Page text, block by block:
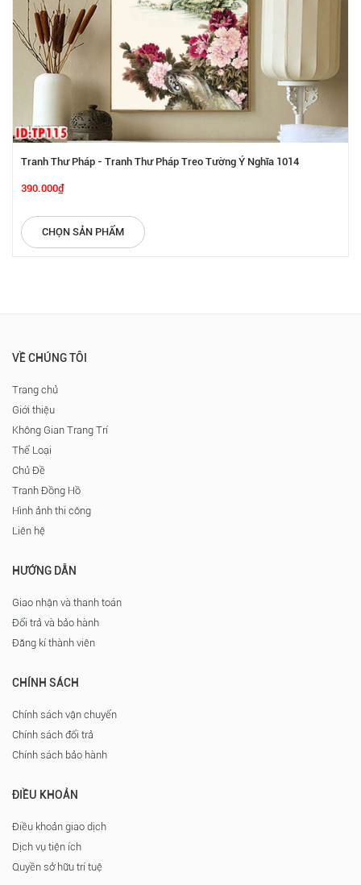
Tranh Thư Pháp - Tranh Thư Pháp Treo Tường Ý Nghĩa 1014
390.000₫
CHỌN SẢN PHẨM
VỀ CHÚNG TÔI
Trang chủ
Giới thiệu
Không Gian Trang Trí
Thể Loại
Chủ Đề
Tranh Đồng Hồ
Hình ảnh thi công
Liên hệ
HƯỚNG DẪN
Giao nhận và thanh toán
Đổi trả và bảo hành
Đăng kí thành viên
CHÍNH SÁCH
Chính sách vận chuyển
Chính sách đổi trả
Chính sách bảo hành
ĐIỀU KHOẢN
Điều khoản giao dịch
Dịch vụ tiện ích
Quyền sở hữu trí tuệ